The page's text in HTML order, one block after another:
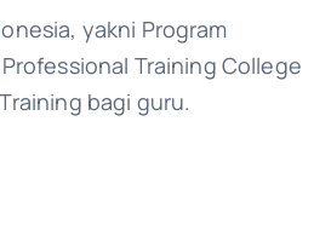
yakni Program
Training College
bagi guru.